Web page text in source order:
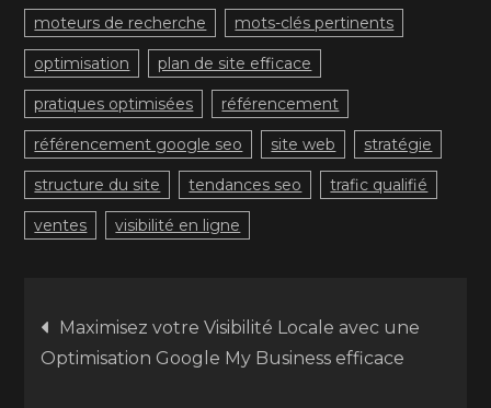
moteurs de recherche mots-clés pertinents
optimisation plan de site efficace
pratiques optimisées référencement
référencement google seo site web stratégie
structure du site tendances seo trafic qualifié
ventes visibilité en ligne
Navigation
de
Maximisez votre Visibilité Locale avec une
Optimisation Google My Business efficace